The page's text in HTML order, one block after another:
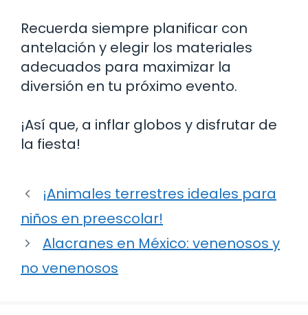
Recuerda siempre planificar con
antelación y elegir los materiales
adecuados para maximizar la
diversión en tu próximo evento.
¡Así que, a inflar globos y disfrutar de
la fiesta!
¡Animales terrestres ideales para
niños en preescolar!
Alacranes en México: venenosos y
no venenosos